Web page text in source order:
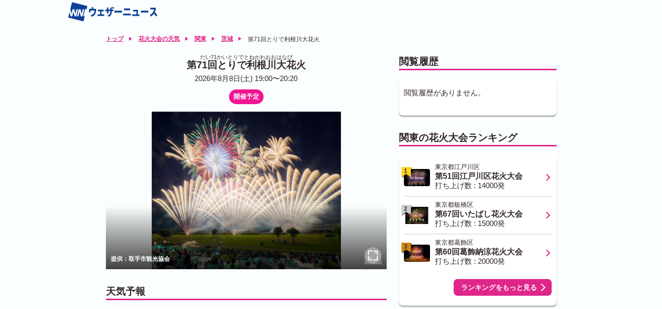
トップ 花火大会の天気 関東 茨城 第71回とりで利根川大花火
だい71かいとりでとねがわおおはなび
第71回とりで利根川大花火
2026年8月8日(土) 19:00〜20:20
開催予定
提供：取手市観光協会
天気予報
閲覧履歴
閲覧履歴がありません。
関東の花火大会ランキング
1
東京都江戸川区
第51回江戸川区花火大会
打ち上げ数 : 14000発
2
東京都板橋区
第67回いたばし花火大会
打ち上げ数 : 15000発
3
東京都葛飾区
第60回葛飾納涼花火大会
打ち上げ数 : 20000発
ランキングをもっと見る